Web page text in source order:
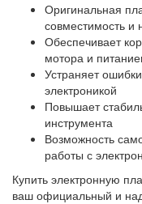
Оригинальная
совместимость и
Обеспечивает
мотора и
Устраняет
электроникой
Повышает
инструмента
Возможность
работы с
Купить электронную
ваш официальный и